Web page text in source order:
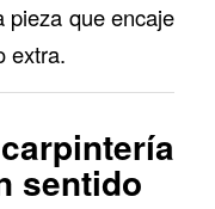
pieza que encaje
extra.
sentido